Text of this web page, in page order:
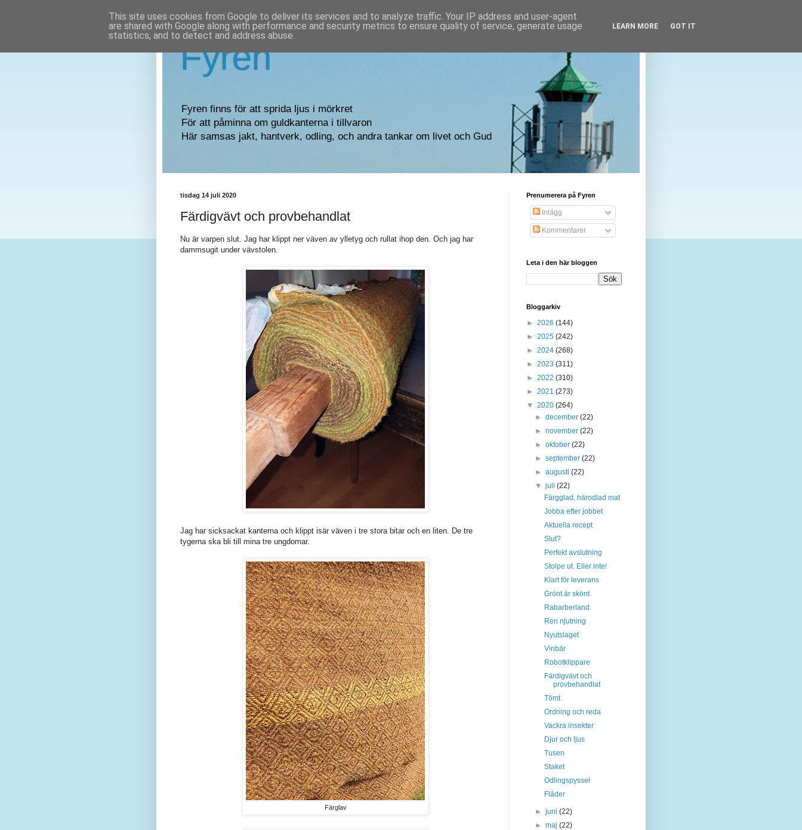
Fyren
Fyren finns för att sprida ljus i mörkret
För att påminna om guldkanterna i tillvaron
Här samsas jakt, hantverk, odling, och andra tankar om livet och Gud
tisdag 14 juli 2020
Färdigvävt och provbehandlat
Nu är varpen slut. Jag har klippt ner väven av ylletyg och rullat ihop den. Och jag har
dammsugit under vävstolen.
Jag har sicksackat kanterna och klippt isär väven i tre stora bitar och en liten. De tre
tygerna ska bli till mina tre ungdomar.
Färglav
Prenumerera på Fyren
Inlägg
Kommentarer
Leta i den här bloggen
Bloggarkiv
► 2026 (144)
► 2025 (242)
► 2024 (268)
► 2023 (311)
► 2022 (310)
► 2021 (273)
▼ 2020 (264)
►december(22)
►november(22)
►oktober(22)
►september(22)
►augusti(22)
▼juli(22)
Färgglad, härodlad mat
Jobba efter jobbet
Aktuella recept
Slut?
Perfekt avslutning
Stolpe ut. Eller inte!
Klart för leverans
Grönt är skönt
Rabarberland
Ren njutning
Nyutslaget
Vinbär
Robotklippare
Färdigvävt och
provbehandlat
Tömt
Ordning och reda
Vackra insekter
Djur och ljus
Tusen
Staket
Odlingspyssel
Fläder
►juni(22)
►maj(22)
This site uses cookies from Google to deliver its services and to analyze traffic. Your IP address and user-agent
are shared with Google along with performance and security metrics to ensure quality of service, generate usage
statistics, and to detect and address abuse.
LEARN MORE GOT IT